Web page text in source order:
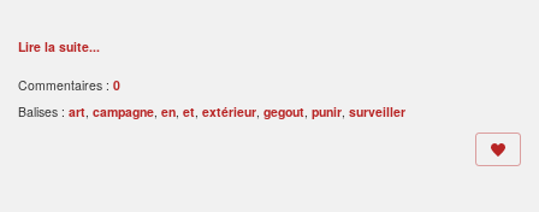
Lire la suite...
Commentaires : 0
Balises : art, campagne, en, et, extérieur, gegout, punir, surveiller